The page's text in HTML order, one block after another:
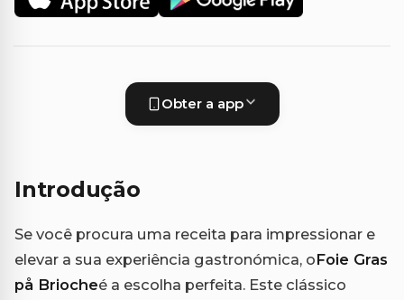
Obter a app
Introdução
Se você procura uma receita para impressionar e
elevar a sua experiência gastronómica, oFoie Gras
på Briocheé a escolha perfeita. Este clássico